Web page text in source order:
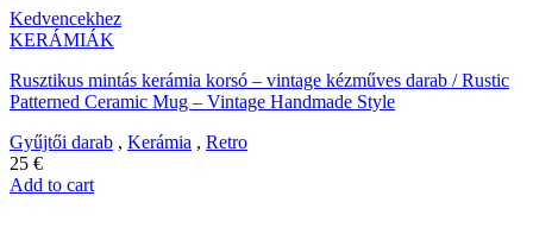
Kedvencekhez
KERÁMIÁK
Rusztikus mintás kerámia korsó – vintage kézműves darab / Rustic
Patterned Ceramic Mug – Vintage Handmade Style
Gyűjtői darab , Kerámia , Retro
25 €
Add to cart